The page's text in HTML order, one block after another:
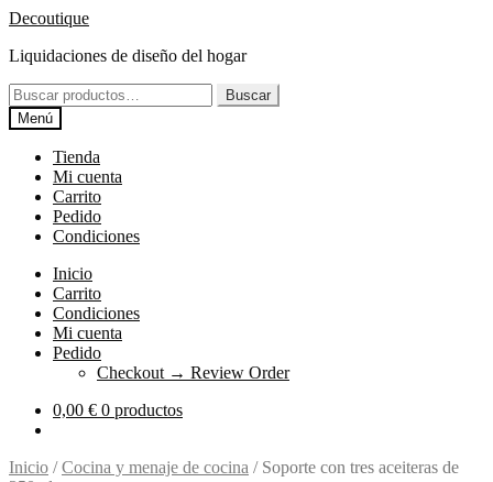
Ir
la
Ir
contenido
Decoutique
Liquidaciones de diseño del hogar
Buscar
por:
Buscar
Menú
Tienda
Mi cuenta
Carrito
Pedido
Condiciones
Inicio
Carrito
Condiciones
Mi cuenta
Pedido
Checkout → Review Order
0,00 € 0 productos
Inicio /Cocina y menaje de cocina / Soporte con tres aceiteras de